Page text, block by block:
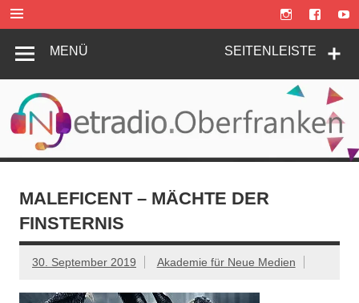
Inhalt
springen
SEITENLEISTE
MENÜ
MALEFICENT – MÄCHTE DER
FINSTERNIS
30. September 2019 Akademie für Neue Medien